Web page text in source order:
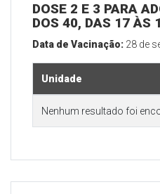
DOSE 2 E 3 PARA
DOS 40, DAS 17 ÀS
Data de Vacinação: 28 de
Unidade
Nenhum resultado foi